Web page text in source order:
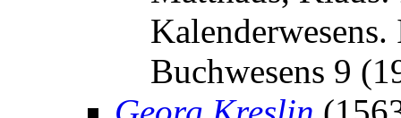
Buchwesens 9